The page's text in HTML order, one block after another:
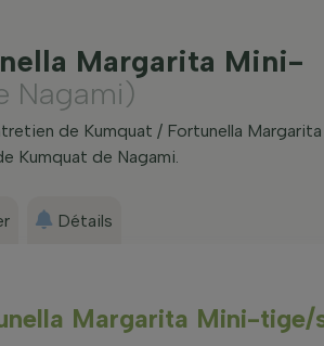
Margarita Mini-
Nagami)
de Kumquat / Fortunella
Kumquat de Nagami.
Détails
Margarita Mini-